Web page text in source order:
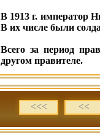
В 1913 г. император
В их числе были
Всего за период
другом правителе.
<<< <<